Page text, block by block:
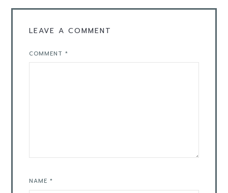
LEAVE A COMMENT
COMMENT*
NAME*